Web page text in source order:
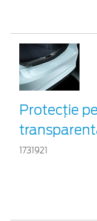
Protecţie
1731921